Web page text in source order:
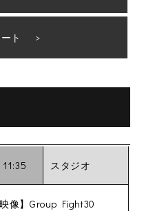
ト
スタジオ
像】Group Fight30